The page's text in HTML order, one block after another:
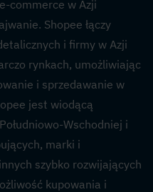
commerce w Azji
Shopee łączy
i firmy w Azji
rynkach, umożliwiając
i sprzedawanie w
jest wiodącą
Wschodniej i
marki i
szybko rozwijających
kupowania i